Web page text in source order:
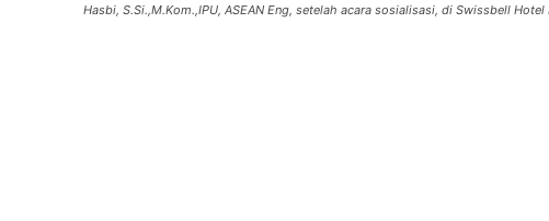
Hasbi, S.Si.,M.Kom.,IPU, ASEAN Eng, setelah acara sosialisasi, di Swissbell Hotel